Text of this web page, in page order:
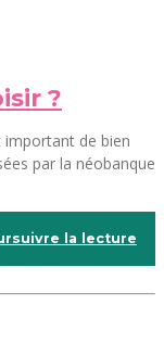
?
important de bien
par la néobanque
la lecture